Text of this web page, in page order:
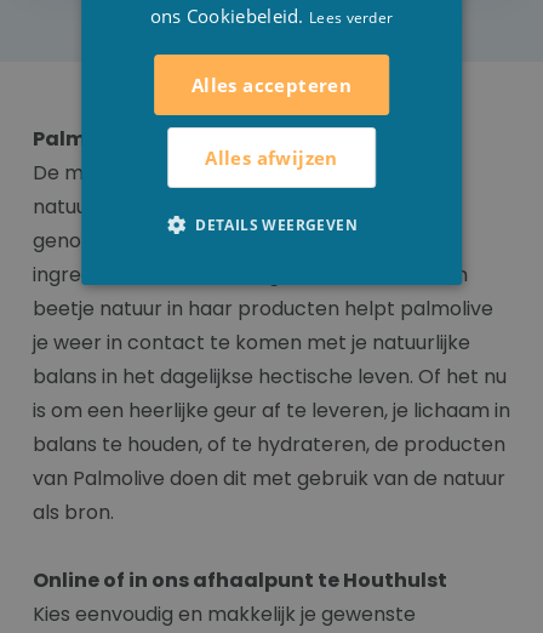
Palmolive
De missie van Palmolive is het beste wat de
natuur te bieden heeft te gebruiken voor het
genot van je lichaam en huid; natuurlijke
ingrediënten, kleuren en geuren. Met het klein
beetje natuur in haar producten helpt palmolive
je weer in contact te komen met je natuurlijke
balans in het dagelijkse hectische leven. Of het nu
is om een heerlijke geur af te leveren, je lichaam in
balans te houden, of te hydrateren, de producten
van Palmolive doen dit met gebruik van de natuur
als bron.
Online of in ons afhaalpunt te Houthulst
Kies eenvoudig en makkelijk je gewenste
ons Cookiebeleid. Lees verder
Alles accepteren
Alles afwijzen
DETAILS WEERGEVEN